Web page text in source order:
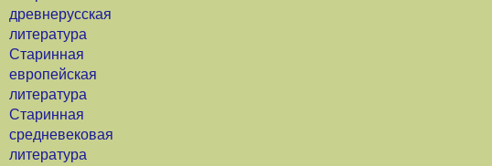
древнерусская
литература
Старинная
европейская
литература
Старинная
средневековая
литература